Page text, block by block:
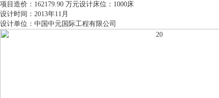
项目造价：162179.90 万元设计床位：1000床
设计时间：2013年11月
设计单位：中国中元国际工程有限公司